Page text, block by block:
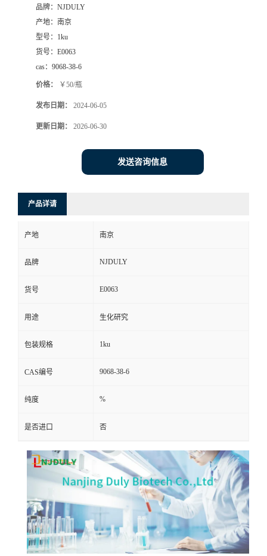
品牌： NJDULY
产地： 南京
型号： 1ku
货号： E0063
cas： 9068-38-6
价格： ￥50/瓶
发布日期： 2024-06-05
更新日期： 2026-06-30
发送咨询信息
产品详请
产地 南京
品牌 NJDULY
货号 E0063
用途 生化研究
包装规格 1ku
CAS编号 9068-38-6
纯度 %
是否进口 否